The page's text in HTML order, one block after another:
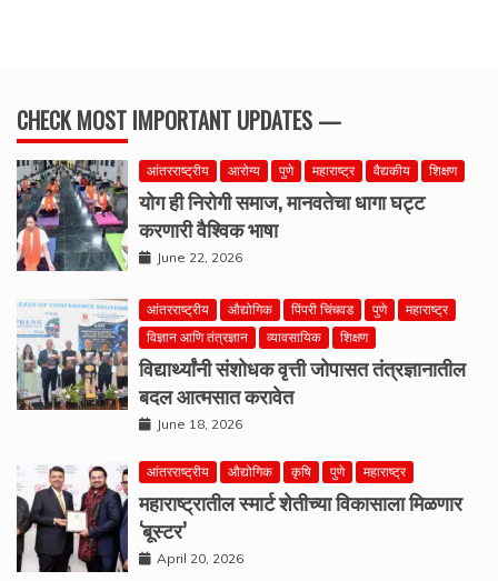
CHECK MOST IMPORTANT UPDATES —
आंतरराष्ट्रीय आरोग्य पुणे महाराष्ट्र वैद्यकीय शिक्षण
योग ही निरोगी समाज, मानवतेचा धागा घट्ट
करणारी वैश्विक भाषा
June 22, 2026
आंतरराष्ट्रीय औद्योगिक पिंपरी चिंचवड पुणे
महाराष्ट्र
विज्ञान आणि तंत्रज्ञान
व्यावसायिक शिक्षण
विद्यार्थ्यांनी संशोधक वृत्ती जोपासत तंत्रज्ञानातील
बदल आत्मसात करावेत
June 18, 2026
आंतरराष्ट्रीय औद्योगिक कृषि पुणे महाराष्ट्र
महाराष्ट्रातील स्मार्ट शेतीच्या विकासाला मिळणार
‘बूस्टर’
April 20, 2026